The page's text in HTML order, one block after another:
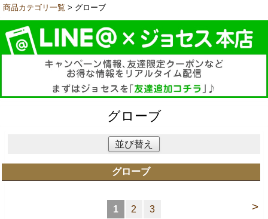
商品カテゴリ一覧 > グローブ
グローブ
並び替え
グローブ
>
1 2 3